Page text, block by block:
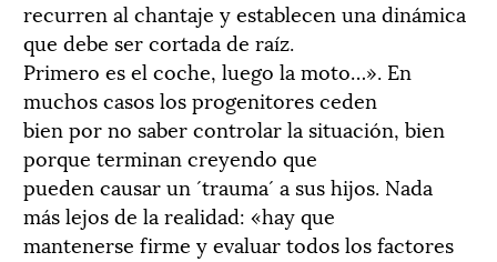
recurren al chantaje y establecen una dinámica
que debe ser cortada de raíz.
Primero es el coche, luego la moto…». En
muchos casos los progenitores ceden
bien por no saber controlar la situación, bien
porque terminan creyendo que
pueden causar un ´trauma´ a sus hijos. Nada
más lejos de la realidad: «hay que
mantenerse firme y evaluar todos los factores